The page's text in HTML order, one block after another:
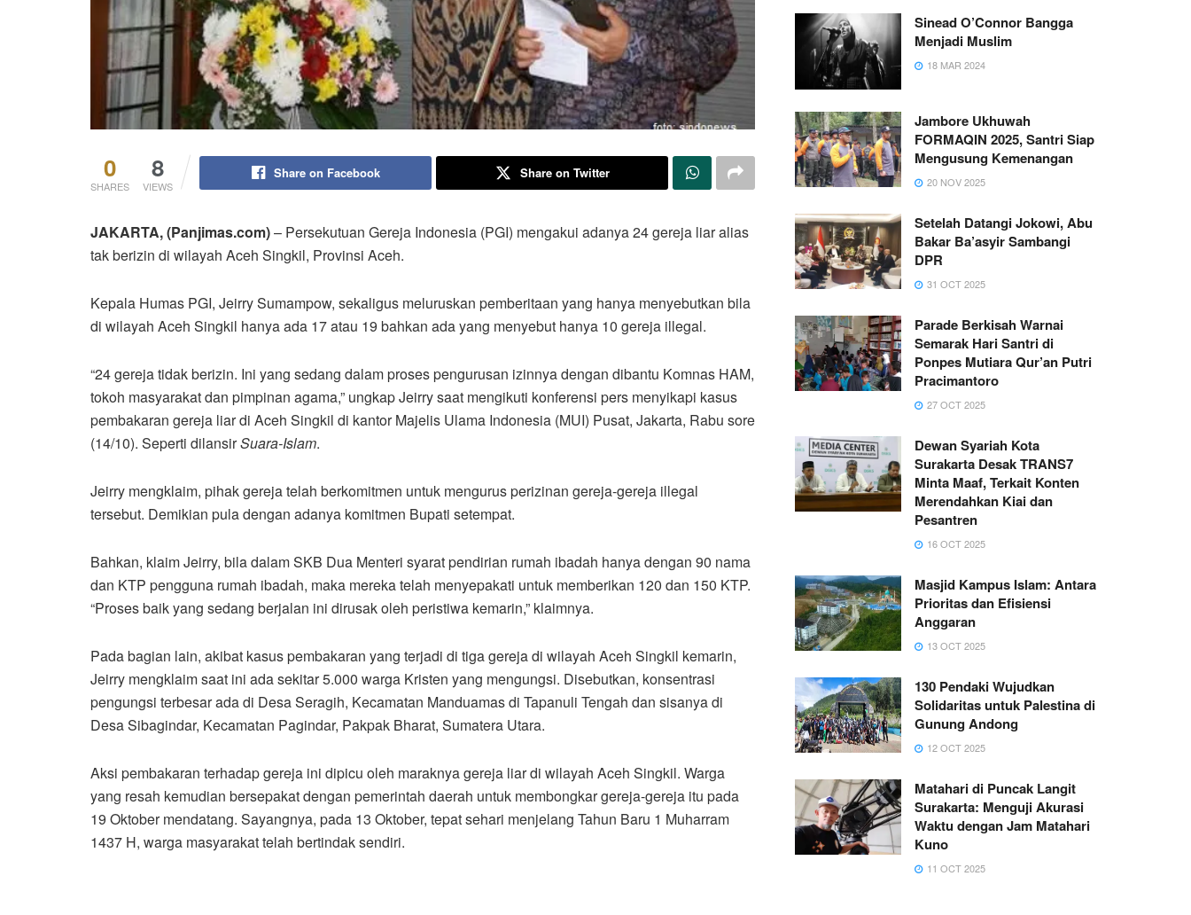
0
SHARES
8
VIEWS
Share on Facebook Share on Twitter
JAKARTA, (Panjimas.com)– Persekutuan Gereja Indonesia (PGI) mengakui adanya 24 gereja liar alias
tak berizin di wilayah Aceh Singkil, Provinsi Aceh.
Kepala Humas PGI, Jeirry Sumampow, sekaligus meluruskan pemberitaan yang hanya menyebutkan bila
di wilayah Aceh Singkil hanya ada 17 atau 19 bahkan ada yang menyebut hanya 10 gereja illegal.
“24 gereja tidak berizin. Ini yang sedang dalam proses pengurusan izinnya dengan dibantu Komnas HAM,
tokoh masyarakat dan pimpinan agama,” ungkap Jeirry saat mengikuti konferensi pers menyikapi kasus
pembakaran gereja liar di Aceh Singkil di kantor Majelis Ulama Indonesia (MUI) Pusat, Jakarta, Rabu sore
(14/10). Seperti dilansirSuara-Islam.
Jeirry mengklaim, pihak gereja telah berkomitmen untuk mengurus perizinan gereja-gereja illegal
tersebut. Demikian pula dengan adanya komitmen Bupati setempat.
Bahkan, klaim Jeirry, bila dalam SKB Dua Menteri syarat pendirian rumah ibadah hanya dengan 90 nama
dan KTP pengguna rumah ibadah, maka mereka telah menyepakati untuk memberikan 120 dan 150 KTP.
“Proses baik yang sedang berjalan ini dirusak oleh peristiwa kemarin,” klaimnya.
Pada bagian lain, akibat kasus pembakaran yang terjadi di tiga gereja di wilayah Aceh Singkil kemarin,
Jeirry mengklaim saat ini ada sekitar 5.000 warga Kristen yang mengungsi. Disebutkan, konsentrasi
pengungsi terbesar ada di Desa Seragih, Kecamatan Manduamas di Tapanuli Tengah dan sisanya di
Desa Sibagindar, Kecamatan Pagindar, Pakpak Bharat, Sumatera Utara.
Aksi pembakaran terhadap gereja ini dipicu oleh maraknya gereja liar di wilayah Aceh Singkil. Warga
yang resah kemudian bersepakat dengan pemerintah daerah untuk membongkar gereja-gereja itu pada
19 Oktober mendatang. Sayangnya, pada 13 Oktober, tepat sehari menjelang Tahun Baru 1 Muharram
1437 H, warga masyarakat telah bertindak sendiri.
Sinead O’Connor Bangga
Menjadi Muslim
18 MAR 2024
Jambore Ukhuwah
FORMAQIN 2025, Santri Siap
Mengusung Kemenangan
20 NOV 2025
Setelah Datangi Jokowi, Abu
Bakar Ba’asyir Sambangi
DPR
31 OCT 2025
Parade Berkisah Warnai
Semarak Hari Santri di
Ponpes Mutiara Qur’an Putri
Pracimantoro
27 OCT 2025
Dewan Syariah Kota
Surakarta Desak TRANS7
Minta Maaf, Terkait Konten
Merendahkan Kiai dan
Pesantren
16 OCT 2025
Masjid Kampus Islam: Antara
Prioritas dan Efisiensi
Anggaran
13 OCT 2025
130 Pendaki Wujudkan
Solidaritas untuk Palestina di
Gunung Andong
12 OCT 2025
Matahari di Puncak Langit
Surakarta: Menguji Akurasi
Waktu dengan Jam Matahari
Kuno
11 OCT 2025